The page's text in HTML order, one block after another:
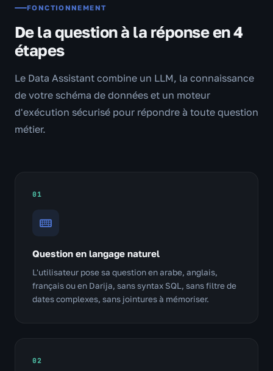
FONCTIONNEMENT
De la question à la réponse en 4
étapes
Le Data Assistant combine un LLM, la connaissance
de votre schéma de données et un moteur
d'exécution sécurisé pour répondre à toute question
métier.
01
Question en langage naturel
L'utilisateur pose sa question en arabe, anglais,
français ou en Darija, sans syntax SQL, sans filtre de
dates complexes, sans jointures à mémoriser.
02